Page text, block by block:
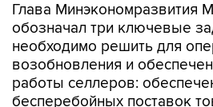
Глава Минэкономразвития
обозначал три ключевые
необходимо решить для
возобновления и
работы селлеров:
бесперебойных поставок